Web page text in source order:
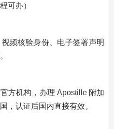
可办）
频核验身份、电子签署声明
方机构，办理 Apostille 附加
，认证后国内直接有效。